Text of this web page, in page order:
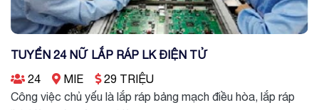
TUYỂN 24 NỮ LẮP RÁP LK ĐIỆN TỬ
24
MIE
29 TRIỆU
Công việc chủ yếu là lắp ráp bảng mạch điều hòa, lắp ráp